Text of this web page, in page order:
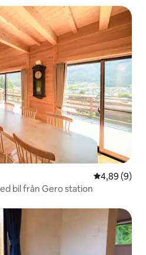
4,89 av 5 i
4,89 (9)
bil från Gero station